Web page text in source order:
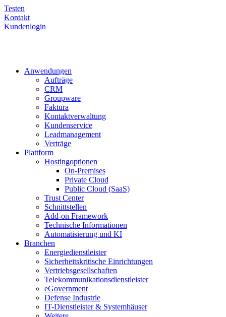
Testen
Kontakt
Kundenlogin
Anwendungen
Aufträge
CRM
Groupware
Faktura
Kontaktverwaltung
Kundenservice
Leadmanagement
Verträge
Plattform
Hostingoptionen
On-Premises
Private Cloud
Public Cloud (SaaS)
Trust Center
Schnittstellen
Add-on Framework
Technische Informationen
Automatisierung und KI
Branchen
Energiedienstleister
Sicherheitskritische Einrichtungen
Vertriebsgesellschaften
Telekommunikationsdienstleister
eGovernment
Defense Industrie
IT-Dienstleister & Systemhäuser